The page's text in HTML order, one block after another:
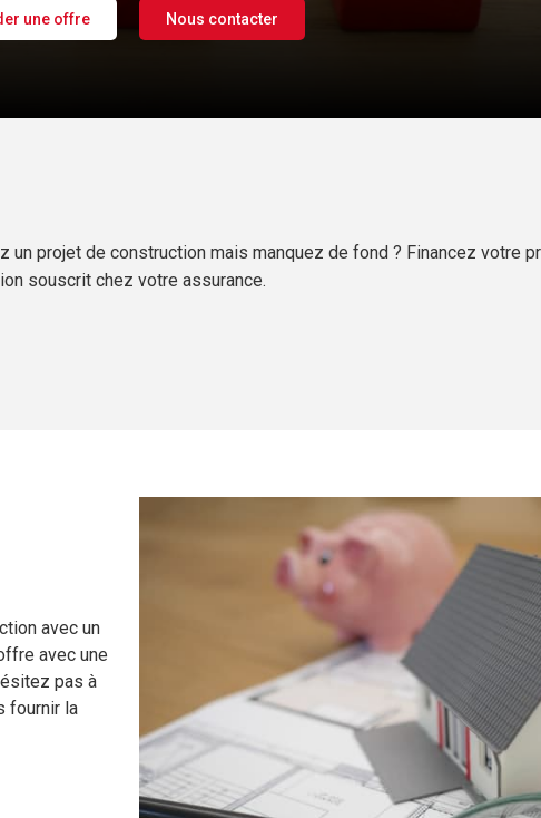
une offre Nous contacter
un projet de construction mais manquez de fond ? Financez votre
souscrit chez votre assurance.
avec un
avec une
pas à
fournir la